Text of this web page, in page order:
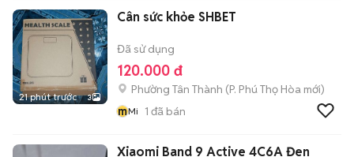
21 phút trước 3
Cân sức khỏe SHBET
Đã sử dụng
120.000 đ
Phường Tân Thành (P. Phú Thọ Hòa mới)
mMi 1 đã bán
Xiaomi Band 9 Active 4C6A Đen